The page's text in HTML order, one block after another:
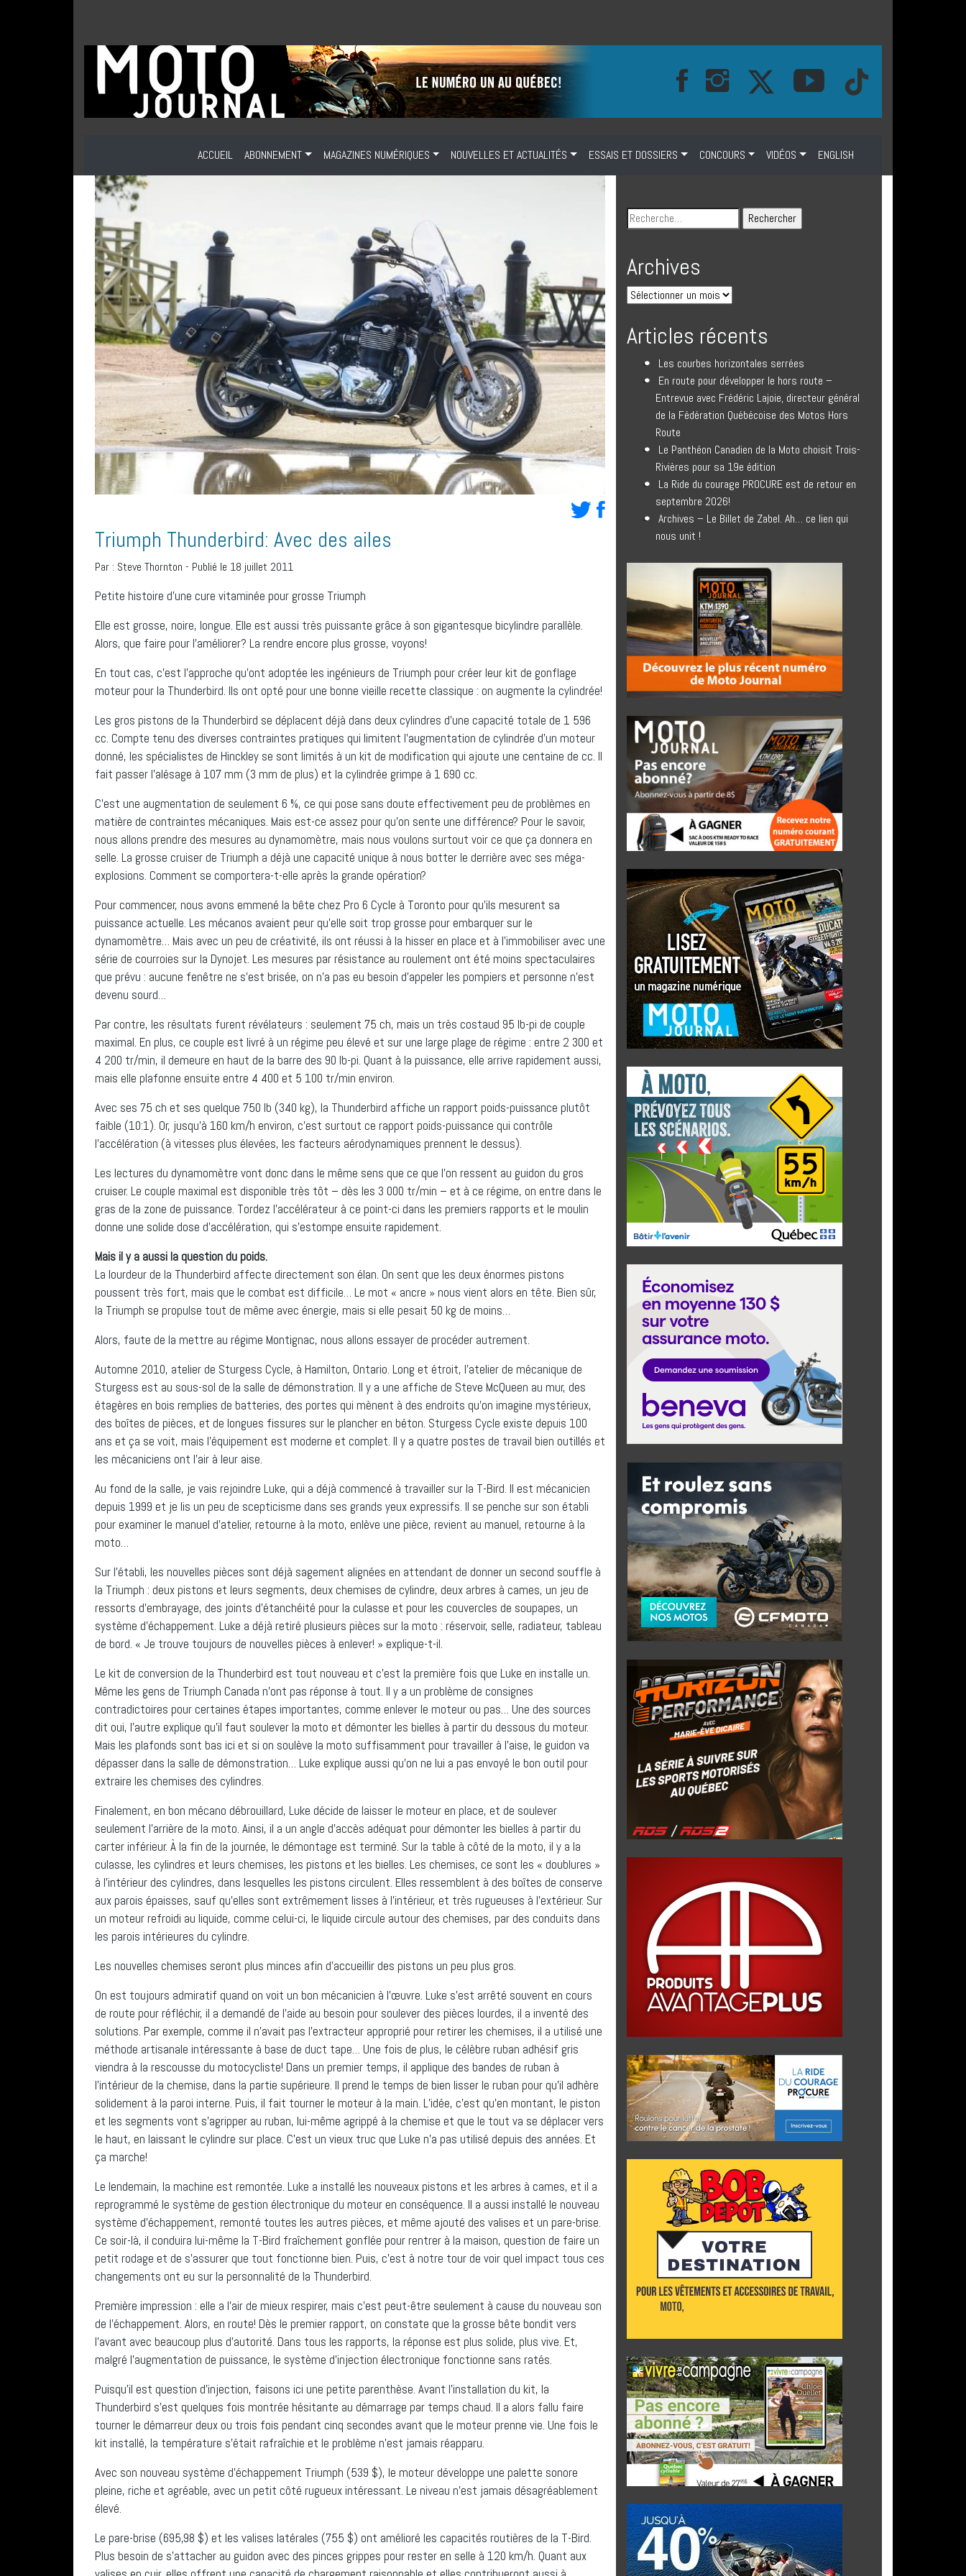
ACCUEIL ABONNEMENT MAGAZINES NUMÉRIQUES NOUVELLES ET ACTUALITÉS ESSAIS ET DOSSIERS CONCOURS VIDÉOS ENGLISH
Triumph Thunderbird: Avec des ailes
Par : Steve Thornton - Publié le 18 juillet 2011
Petite histoire d’une cure vitaminée pour grosse Triumph
Elle est grosse, noire, longue. Elle est aussi très puissante grâce à son gigantesque bicylindre parallèle.
Alors, que faire pour l’améliorer? La rendre encore plus grosse, voyons!
En tout cas, c’est l’approche qu’ont adoptée les ingénieurs de Triumph pour créer leur kit de gonflage
moteur pour la Thunderbird. Ils ont opté pour une bonne vieille recette classique : on augmente la cylindrée!
Les gros pistons de la Thunderbird se déplacent déjà dans deux cylindres d’une capacité totale de 1 596
cc. Compte tenu des diverses contraintes pratiques qui limitent l’augmentation de cylindrée d’un moteur
donné, les spécialistes de Hinckley se sont limités à un kit de modification qui ajoute une centaine de cc. Il
fait passer l’alésage à 107 mm (3 mm de plus) et la cylindrée grimpe à 1 690 cc.
C’est une augmentation de seulement 6 %, ce qui pose sans doute effectivement peu de problèmes en
matière de contraintes mécaniques. Mais est-ce assez pour qu’on sente une différence? Pour le savoir,
nous allons prendre des mesures au dynamomètre, mais nous voulons surtout voir ce que ça donnera en
selle. La grosse cruiser de Triumph a déjà une capacité unique à nous botter le derrière avec ses méga-
explosions. Comment se comportera-t-elle après la grande opération?
Pour commencer, nous avons emmené la bête chez Pro 6 Cycle à Toronto pour qu’ils mesurent sa
puissance actuelle. Les mécanos avaient peur qu’elle soit trop grosse pour embarquer sur le
dynamomètre… Mais avec un peu de créativité, ils ont réussi à la hisser en place et à l’immobiliser avec une
série de courroies sur la Dynojet. Les mesures par résistance au roulement ont été moins spectaculaires
que prévu : aucune fenêtre ne s’est brisée, on n’a pas eu besoin d’appeler les pompiers et personne n’est
devenu sourd…
Par contre, les résultats furent révélateurs : seulement 75 ch, mais un très costaud 95 lb-pi de couple
maximal. En plus, ce couple est livré à un régime peu élevé et sur une large plage de régime : entre 2 300 et
4 200 tr/min, il demeure en haut de la barre des 90 lb-pi. Quant à la puissance, elle arrive rapidement aussi,
mais elle plafonne ensuite entre 4 400 et 5 100 tr/min environ.
Avec ses 75 ch et ses quelque 750 lb (340 kg), la Thunderbird affiche un rapport poids-puissance plutôt
faible (10:1). Or, jusqu’à 160 km/h environ, c’est surtout ce rapport poids-puissance qui contrôle
l’accélération (à vitesses plus élevées, les facteurs aérodynamiques prennent le dessus).
Les lectures du dynamomètre vont donc dans le même sens que ce que l’on ressent au guidon du gros
cruiser. Le couple maximal est disponible très tôt – dès les 3 000 tr/min – et à ce régime, on entre dans le
gras de la zone de puissance. Tordez l’accélérateur à ce point-ci dans les premiers rapports et le moulin
donne une solide dose d’accélération, qui s’estompe ensuite rapidement.
Mais il y a aussi la question du poids.
La lourdeur de la Thunderbird affecte directement son élan. On sent que les deux énormes pistons
poussent très fort, mais que le combat est difficile… Le mot « ancre » nous vient alors en tête. Bien sûr,
la Triumph se propulse tout de même avec énergie, mais si elle pesait 50 kg de moins…
Alors, faute de la mettre au régime Montignac, nous allons essayer de procéder autrement.
Automne 2010, atelier de Sturgess Cycle, à Hamilton, Ontario. Long et étroit, l’atelier de mécanique de
Sturgess est au sous-sol de la salle de démonstration. Il y a une affiche de Steve McQueen au mur, des
étagères en bois remplies de batteries, des portes qui mènent à des endroits qu’on imagine mystérieux,
des boîtes de pièces, et de longues fissures sur le plancher en béton. Sturgess Cycle existe depuis 100
ans et ça se voit, mais l’équipement est moderne et complet. Il y a quatre postes de travail bien outillés et
les mécaniciens ont l’air à leur aise.
Au fond de la salle, je vais rejoindre Luke, qui a déjà commencé à travailler sur la T-Bird. Il est mécanicien
depuis 1999 et je lis un peu de scepticisme dans ses grands yeux expressifs. Il se penche sur son établi
pour examiner le manuel d’atelier, retourne à la moto, enlève une pièce, revient au manuel, retourne à la
moto…
Sur l’établi, les nouvelles pièces sont déjà sagement alignées en attendant de donner un second souffle à
la Triumph : deux pistons et leurs segments, deux chemises de cylindre, deux arbres à cames, un jeu de
ressorts d’embrayage, des joints d’étanchéité pour la culasse et pour les couvercles de soupapes, un
système d’échappement. Luke a déjà retiré plusieurs pièces sur la moto : réservoir, selle, radiateur, tableau
de bord. « Je trouve toujours de nouvelles pièces à enlever! » explique-t-il.
Le kit de conversion de la Thunderbird est tout nouveau et c’est la première fois que Luke en installe un.
Même les gens de Triumph Canada n’ont pas réponse à tout. Il y a un problème de consignes
contradictoires pour certaines étapes importantes, comme enlever le moteur ou pas… Une des sources
dit oui, l’autre explique qu’il faut soulever la moto et démonter les bielles à partir du dessous du moteur.
Mais les plafonds sont bas ici et si on soulève la moto suffisamment pour travailler à l’aise, le guidon va
dépasser dans la salle de démonstration… Luke explique aussi qu’on ne lui a pas envoyé le bon outil pour
extraire les chemises des cylindres.
Finalement, en bon mécano débrouillard, Luke décide de laisser le moteur en place, et de soulever
seulement l’arrière de la moto. Ainsi, il a un angle d’accès adéquat pour démonter les bielles à partir du
carter inférieur. À la fin de la journée, le démontage est terminé. Sur la table à côté de la moto, il y a la
culasse, les cylindres et leurs chemises, les pistons et les bielles. Les chemises, ce sont les « doublures »
à l’intérieur des cylindres, dans lesquelles les pistons circulent. Elles ressemblent à des boîtes de conserve
aux parois épaisses, sauf qu’elles sont extrêmement lisses à l’intérieur, et très rugueuses à l’extérieur. Sur
un moteur refroidi au liquide, comme celui-ci, le liquide circule autour des chemises, par des conduits dans
les parois intérieures du cylindre.
Les nouvelles chemises seront plus minces afin d’accueillir des pistons un peu plus gros.
On est toujours admiratif quand on voit un bon mécanicien à l’œuvre. Luke s’est arrêté souvent en cours
de route pour réfléchir, il a demandé de l’aide au besoin pour soulever des pièces lourdes, il a inventé des
solutions. Par exemple, comme il n’avait pas l’extracteur approprié pour retirer les chemises, il a utilisé une
méthode artisanale intéressante à base de duct tape… Une fois de plus, le célèbre ruban adhésif gris
viendra à la rescousse du motocycliste! Dans un premier temps, il applique des bandes de ruban à
l’intérieur de la chemise, dans la partie supérieure. Il prend le temps de bien lisser le ruban pour qu’il adhère
solidement à la paroi interne. Puis, il fait tourner le moteur à la main. L’idée, c’est qu’en montant, le piston
et les segments vont s’agripper au ruban, lui-même agrippé à la chemise et que le tout va se déplacer vers
le haut, en laissant le cylindre sur place. C’est un vieux truc que Luke n’a pas utilisé depuis des années. Et
ça marche!
Le lendemain, la machine est remontée. Luke a installé les nouveaux pistons et les arbres à cames, et il a
reprogrammé le système de gestion électronique du moteur en conséquence. Il a aussi installé le nouveau
système d’échappement, remonté toutes les autres pièces, et même ajouté des valises et un pare-brise.
Ce soir-là, il conduira lui-même la T-Bird fraîchement gonflée pour rentrer à la maison, question de faire un
petit rodage et de s’assurer que tout fonctionne bien. Puis, c’est à notre tour de voir quel impact tous ces
changements ont eu sur la personnalité de la Thunderbird.
Première impression : elle a l’air de mieux respirer, mais c’est peut-être seulement à cause du nouveau son
de l’échappement. Alors, en route! Dès le premier rapport, on constate que la grosse bête bondit vers
l’avant avec beaucoup plus d’autorité. Dans tous les rapports, la réponse est plus solide, plus vive. Et,
malgré l’augmentation de puissance, le système d’injection électronique fonctionne sans ratés.
Puisqu’il est question d’injection, faisons ici une petite parenthèse. Avant l’installation du kit, la
Thunderbird s’est quelques fois montrée hésitante au démarrage par temps chaud. Il a alors fallu faire
tourner le démarreur deux ou trois fois pendant cinq secondes avant que le moteur prenne vie. Une fois le
kit installé, la température s’était rafraîchie et le problème n’est jamais réapparu.
Avec son nouveau système d’échappement Triumph (539 $), le moteur développe une palette sonore
pleine, riche et agréable, avec un petit côté rugueux intéressant. Le niveau n’est jamais désagréablement
élevé.
Le pare-brise (695,98 $) et les valises latérales (755 $) ont amélioré les capacités routières de la T-Bird.
Plus besoin de s’attacher au guidon avec des pinces grippes pour rester en selle à 120 km/h. Quant aux
Archives
Articles récents
Les courbes horizontales serrées
En route pour développer le hors route –
Entrevue avec Frédéric Lajoie, directeur général
de la Fédération Québécoise des Motos Hors
Route
Le Panthéon Canadien de la Moto choisit Trois-
Rivières pour sa 19e édition
La Ride du courage PROCURE est de retour en
septembre 2026!
Archives – Le Billet de Zabel. Ah… ce lien qui
nous unit !